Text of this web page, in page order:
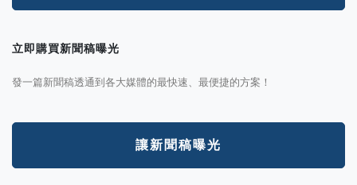
立即購買新聞稿曝光
發一篇新聞稿透通到各大媒體的最快速、最便捷的方案！
讓新聞稿曝光